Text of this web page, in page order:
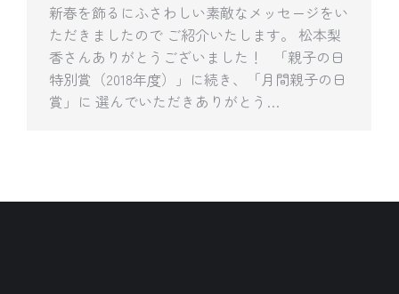
新春を飾るにふさわしい素敵なメッセージをい
ただきましたので ご紹介いたします。 松本梨
香さんありがとうございました！ 「親子の日
特別賞（2018年度）」に続き、「月間親子の日
賞」に 選んでいただきありがとう…